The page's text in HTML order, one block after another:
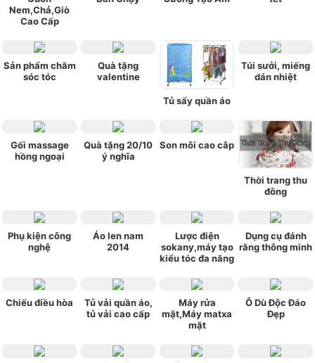
Nem,Chả,Giò
Cao Cấp
Sản phẩm chăm
sóc tóc
Quà tặng
valentine
Tủ sấy quần áo
Túi sưởi, miếng
dán nhiệt
Gối massage
hồng ngoại
Quà tặng 20/10
ý nghĩa
Son môi cao câp
Thời trang thu
đông
Phụ kiện công
nghệ
Áo len nam
2014
Lược điện
sokany,máy tạo
kiểu tóc đa năng
Dụng cụ đánh
răng thông minh
Chiếu điều hòa
Tủ vải quần áo,
tủ vải cao cấp
Máy rửa
mặt,Máy matxa
mặt
Ô Dù Độc Đáo
Đẹp